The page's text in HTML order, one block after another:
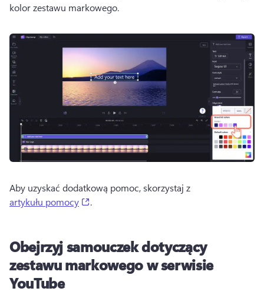
kolor zestawu markowego.
Aby uzyskać dodatkową pomoc, skorzystaj z
artykułu pomocy
.
Obejrzyj samouczek dotyczący
zestawu markowego w serwisie
YouTube